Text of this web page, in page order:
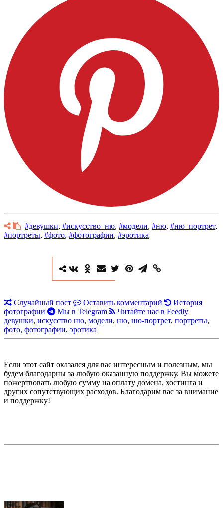
#девушки, #искусство_ню, #модели, #ню, #ню_портрет,
#портреты, #фото, #фотографии, #эротика
Случайный пост Оставить комментарий
История
фотографии
Мы в Telegram
Читайте нас в Feedly
девушки, искусство ню, модели, ню, ню-портрет, портреты,
фото, фотографии, эротика
Если этот сайт оказался для вас интересным и полезным, мы
будем благодарны за любую оказанную поддержку. Вы можете
пожертвовать любую сумму на оплату домена, хостинга и
других сопутствующих расходов. Благодарим вас за внимание
и поддержку!